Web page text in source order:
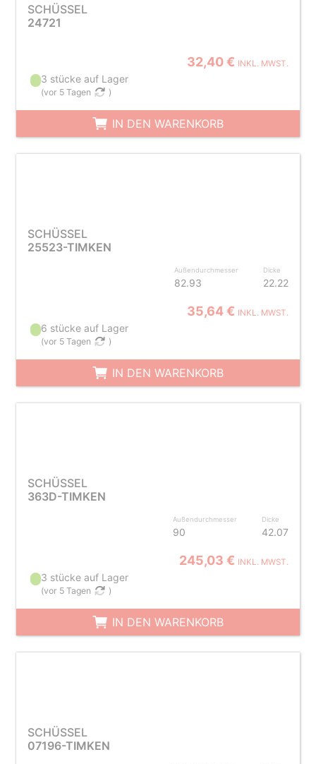
SCHÜSSEL
24721
32,40 € INKL. MWST.
3 stücke auf Lager
(vor 5 Tagen )
IN DEN WARENKORB
SCHÜSSEL
25523-TIMKEN
Außendurchmesser
82.93
Dicke
22.22
35,64 € INKL. MWST.
6 stücke auf Lager
(vor 5 Tagen )
IN DEN WARENKORB
SCHÜSSEL
363D-TIMKEN
Außendurchmesser
90
Dicke
42.07
245,03 € INKL. MWST.
3 stücke auf Lager
(vor 5 Tagen )
IN DEN WARENKORB
SCHÜSSEL
07196-TIMKEN